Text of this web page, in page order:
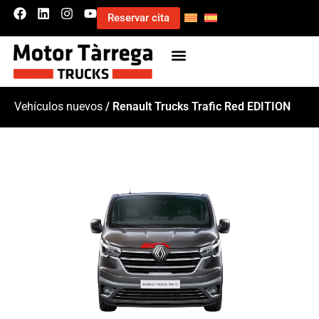
Reservar cita
Vehículos nuevos / Renault Trucks Trafic Red EDITION